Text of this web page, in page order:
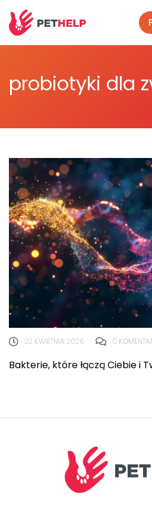
Akcje społeczne
Polecane
probiotyki dla
22 KWIETNIA 2026 0
Bakterie, które łączą Ciebie i